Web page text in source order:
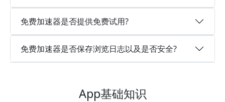
免费加速器是否提供免费试用?
免费加速器是否保存浏览日志以及是否安全?
App基础知识